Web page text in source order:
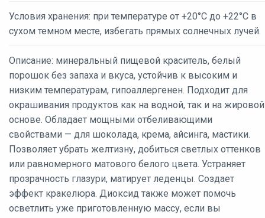
Условия хранения: при температуре от +20°C до +22°C в
сухом темном месте, избегать прямых солнечных лучей.
Описание: минеральный пищевой краситель, белый
порошок без запаха и вкуса, устойчив к высоким и
низким температурам, гипоаллергенен. Подходит для
окрашивания продуктов как на водной, так и на жировой
основе. Обладает мощными отбеливающими
свойствами — для шоколада, крема, айсинга, мастики.
Позволяет убрать желтизну, добиться светлых оттенков
или равномерного матового белого цвета. Устраняет
прозрачность глазури, матирует леденцы. Создает
эффект кракелюра. Диоксид также может помочь
осветлить уже приготовленную массу, если вы